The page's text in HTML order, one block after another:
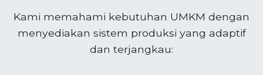
Kami memahami kebutuhan UMKM dengan
menyediakan sistem produksi yang adaptif
dan terjangkau: